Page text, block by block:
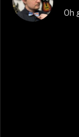
Oh